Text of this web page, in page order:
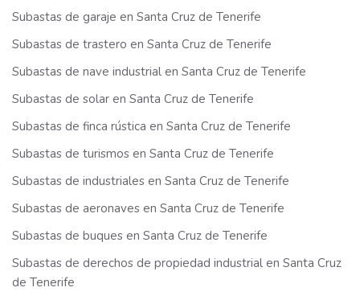
Subastas de garaje en Santa Cruz de Tenerife
Subastas de trastero en Santa Cruz de Tenerife
Subastas de nave industrial en Santa Cruz de Tenerife
Subastas de solar en Santa Cruz de Tenerife
Subastas de finca rústica en Santa Cruz de Tenerife
Subastas de turismos en Santa Cruz de Tenerife
Subastas de industriales en Santa Cruz de Tenerife
Subastas de aeronaves en Santa Cruz de Tenerife
Subastas de buques en Santa Cruz de Tenerife
Subastas de derechos de propiedad industrial en Santa Cruz
de Tenerife